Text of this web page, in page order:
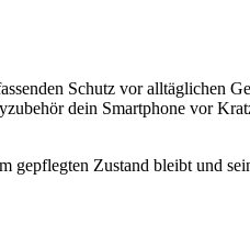
Schutz vor alltäglichen
dein Smartphone vor
gepflegten Zustand bleibt und